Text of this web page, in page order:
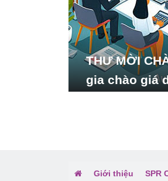
THƯ MỜI
gia chào giá
Giới thiệu SPR